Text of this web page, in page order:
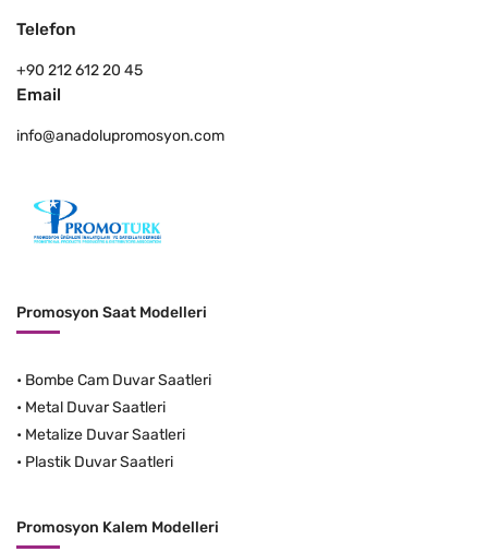
Telefon
+90 212 612 20 45
Email
info@anadolupromosyon.com
Promosyon Saat Modelleri
• Bombe Cam Duvar Saatleri
• Metal Duvar Saatleri
• Metalize Duvar Saatleri
• Plastik Duvar Saatleri
Promosyon Kalem Modelleri